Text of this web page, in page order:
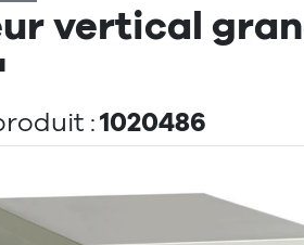
vertical
:1020486